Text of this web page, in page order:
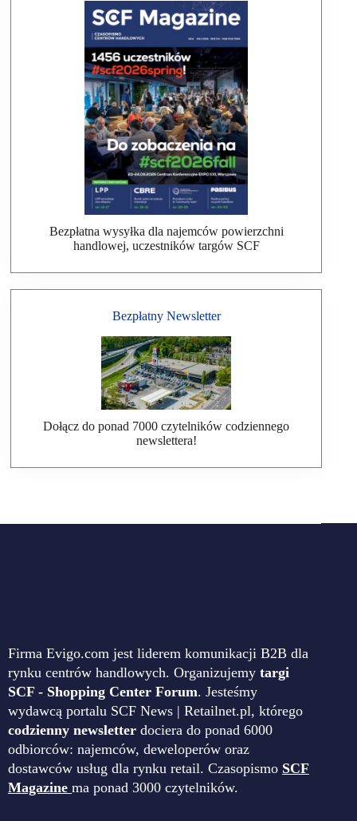
Bezpłatna wysyłka dla najemców powierzchni
handlowej, uczestników targów SCF
Bezpłatny Newsletter
Dołącz do ponad 7000 czytelników codziennego
newslettera!
Firma Evigo.com jest liderem komunikacji B2B dla
rynku centrów handlowych. Organizujemy targi
SCF - Shopping Center Forum. Jesteśmy
wydawcą portalu SCF News | Retailnet.pl, którego
codzienny newsletter dociera do ponad 6000
odbiorców: najemców, deweloperów oraz
dostawców usług dla rynku retail. Czasopismo SCF
Magazine ma ponad 3000 czytelników.